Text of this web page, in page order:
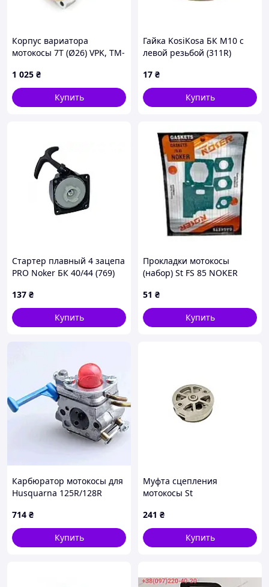
Корпус вариатора
мотокосы 7T (Ø26) VPK, TM-
1 025 ₴
Купить
Гайка KosiKosa БК М10 с
левой резьбой (311R)
17 ₴
Купить
Стартер плавный 4 зацепа
PRO Noker БК 40/44 (769)
137 ₴
Купить
Прокладки мотокосы
(набор) St FS 85 NOKER
51 ₴
Купить
Карбюратор мотокосы для
Husquarna 125R/128R
714 ₴
Купить
Муфта сцепления
мотокосы St
TM-N-278925
241 ₴
Купить